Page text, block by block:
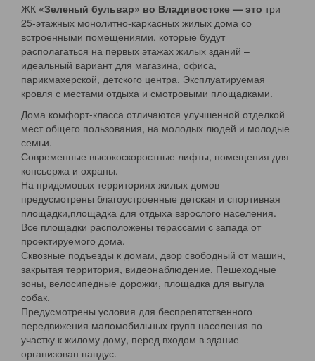
ЖК «Зеленый бульвар» во Владивостоке — это три
25-этажных монолитно-каркасных жилых дома со
встроенными помещениями, которые будут
располагаться на первых этажах жилых зданий –
идеальный вариант для магазина, офиса,
парикмахерской, детского центра. Эксплуатируемая
кровля с местами отдыха и смотровыми площадками.
Дома комфорт-класса отличаются улучшенной отделкой
мест общего пользования, на молодых людей и молодые
семьи.
Современные высокоскоростные лифты, помещения для
консьержа и охраны.
На придомовых территориях жилых домов
предусмотрены благоустроенные детская и спортивная
площадки,площадка для отдыха взрослого населения.
Все площадки расположены терассами с запада от
проектируемого дома.
Сквозные подъезды к домам, двор свободный от машин,
закрытая территория, видеонаблюдение. Пешеходные
зоны, велосипедные дорожки, площадка для выгула
собак.
Предусмотрены условия для беспрепятственного
передвижения маломобильных групп населения по
участку к жилому дому, перед входом в здание
организован пандус.